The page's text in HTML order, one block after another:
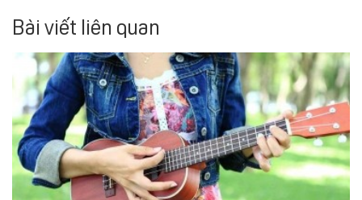
Bài viết liên quan